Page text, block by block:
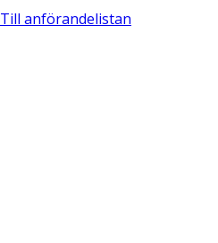
Till anförandelistan